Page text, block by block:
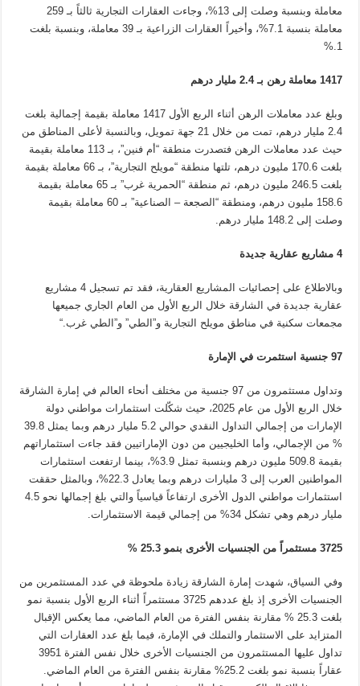
معاملة وبنسبة وصلت إلى 13%، وجاءت العقارات التجارية ثالثاً بـ 259
معاملة بنسبة 7.1%، وأخيراً العقارات الزراعية بـ 39 معاملة، وبنسبة بلغت
1
%.
1417 معاملة رهن بـ 2.4 مليار درهم
وبلغ عدد معاملات الرهن أثناء الربع الأول 1417 معاملة بقيمة إجمالية بلغت
2.4 مليار درهم، تمت من خلال 21 جهة تمويل، وبالنسبة لأعلى المناطق من
حيث عدد معاملات الرهن فتصدرت منطقة “أم فنين”، بـ 113 معاملة بقيمة
بلغت 170.6 مليون درهم، تلتها منطقة “مويلح التجارية”، بـ 66 معاملة بقيمة
بلغت 246.5 مليون درهم، ثم منطقة “الحمرية غرب” بـ 65 معاملة بقيمة
158.6 مليون درهم، ومنطقة “الصجعة – الصناعية” بـ 60 معاملة بقيمة
وصلت إلى 148.2 مليار درهم
4 مشاريع عقارية جديدة
وبالاطلاع على إحصائيات المشاريع العقارية، فقد تم تسجيل 4 مشاريع
عقارية جديدة في الشارقة خلال الربع الأول من العام الجاري جميعها
مجمعات سكنية في مناطق مويلح التجارية و”الطي” و”الطي غرب “.
97 جنسية استثمرت في الإمارة
وتداول مستثمرون من 97 جنسية من مختلف أنحاء العالم في إمارة الشارقة
خلال الربع الأول من عام 2025، حيث شكّلت استثمارات مواطني دولة
الإمارات من إجمالي التداول النقدي حوالي 5.2 مليار درهم وبما يمثل 39.8
% من الإجمالي، وأما الخليجيين من دون الإماراتيين فقد جاءت استثماراتهم
بقيمة 509.8 مليون درهم وبنسبة تمثل 3.9%، بينما ارتفعت استثمارات
المواطنين العرب إلى 3 مليارات درهم وبما يعادل 22.3%، وبالمثل حققت
استثمارات مواطني الدول الأخرى ارتفاعاً قياسياً والتي بلغ إجمالها نحو 4.5
مليار درهم وهي تشكل 34% من إجمالي قيمة الاستثمارات
3725 مستثمراً من الجنسيات الأخرى بنمو 25.3 %
وفي السياق، شهدت إمارة الشارقة زيادة ملحوظة في عدد المستثمرين من
الجنسيات الأخرى إذ بلغ عددهم 3725 مستثمراً أثناء الربع الأول بنسبة نمو
بلغت 25.3 % مقارنة بنفس الفترة من العام الماضي، مما يعكس الإقبال
المتزايد على الاستثمار والتملك في الإمارة، فيما بلغ عدد العقارات التي
تداول عليها المستثمرون من الجنسيات الأخرى خلال نفس الفترة 3951
عقاراً بنسبة نمو بلغت 25.2% مقارنة بنفس الفترة من العام الماضي.